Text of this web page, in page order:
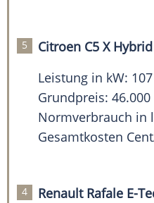
Citroen C5 X
Leistung in kW: 107
Grundpreis: 46.000
Normverbrauch in
Gesamtkosten
Renault Rafale E-